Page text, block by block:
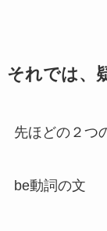
それでは、
先ほどの２つ
be動詞の文